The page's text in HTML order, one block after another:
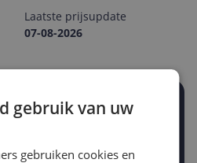
Laatste prijsupdate
07-08-2026
geen prijsdaling
prijs zakt
gebruik van uw
gebruiken cookies en